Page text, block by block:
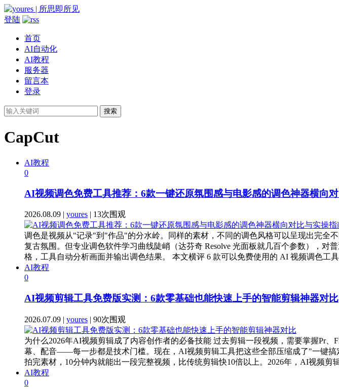
登陆
首页
AI自动化
AI教程
服务器
留言本
登录
搜索
CapCut
AI教程
0
AI视频调色免费工具推荐：6款一键还原氛围感与电影感的调色神器横向
2026.08.09 | youres | 13次围观
调色是视频从"记录"到"作品"的分水岭。同样的素材，不同的调色风格可以呈现出完
复古氛围。但专业调色软件学习曲线陡峭（达芬奇 Resolve 光面板就几百个参数），
格，工具自动分析画面并输出调色结果。 本文横评 6 款可以免费使用的 AI 视频调色工
AI教程
0
AI视频剪辑工具免费版实测：6款零基础也能快速上手的智能剪辑神器对比
2026.07.09 | youres | 90次围观
为什么2026年AI视频剪辑成了内容创作者的必备技能 过去剪辑一段视频，需要掌握Pr
幕、配音——每一步都是技术门槛。现在，AI视频剪辑工具把这些全部压缩成了"一键
拍完素材，10分钟内就能出一段完整视频，比传统剪辑快10倍以上。2026年，AI视频
AI教程
0